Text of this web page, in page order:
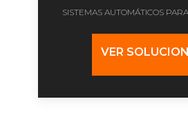
SISTEMAS AUTOMÁTICOS
VER